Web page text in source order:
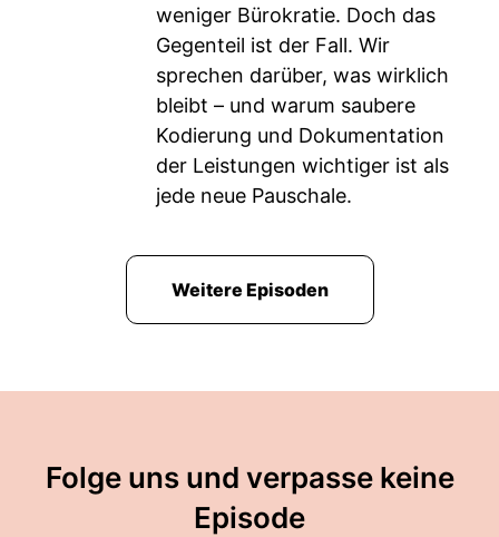
weniger Bürokratie. Doch das
Gegenteil ist der Fall. Wir
sprechen darüber, was wirklich
bleibt – und warum saubere
Kodierung und Dokumentation
der Leistungen wichtiger ist als
jede neue Pauschale.
Weitere Episoden
Folge uns und verpasse keine
Episode